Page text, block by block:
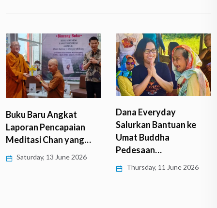
Buku Baru Angkat
Laporan Pencapaian
Meditasi Chan yang…
Saturday, 13 June 2026
Dana Everyday
Salurkan Bantuan ke
Umat Buddha
Pedesaan…
Thursday, 11 June 2026